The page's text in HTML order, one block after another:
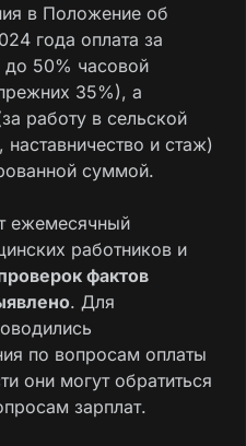
в Положение об
года оплата за
до 50% часовой
35%), а
работу в сельской
и стаж)
суммой.
ежемесячный
работников и
фактов
. Для
по вопросам оплаты
они могут обратиться
зарплат.